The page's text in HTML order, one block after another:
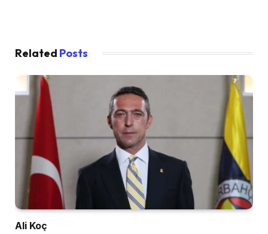
Related Posts
Ali Koç